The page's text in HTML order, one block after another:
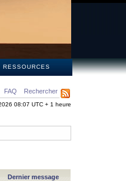
RESSOURCES
FAQ Rechercher
08:07 UTC + 1 heure
Dernier message